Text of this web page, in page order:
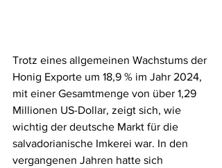
Trotz eines allgemeinen Wachstums der
Honig Exporte um 18,9 % im Jahr 2024,
mit einer Gesamtmenge von über 1,29
Millionen US-Dollar, zeigt sich, wie
wichtig der deutsche Markt für die
salvadorianische Imkerei war. In den
vergangenen Jahren hatte sich